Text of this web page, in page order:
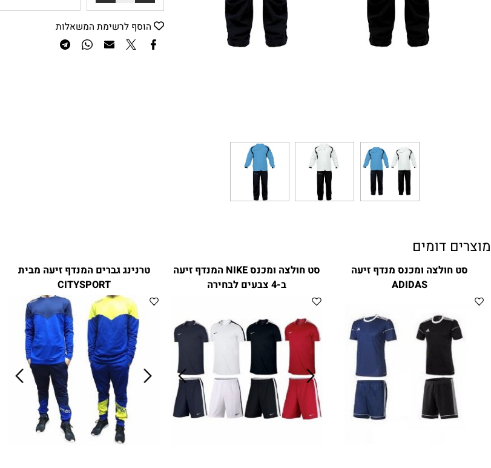
חולצה ומכנס מנדף זיעה
ADIDAS
ב-4 צבעים לבחירה
טרנינג גברים המנדף זיעה מבית
CITYSPORT